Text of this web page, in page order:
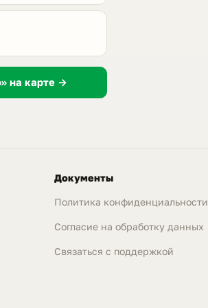
на карте →
Документы
Политика конфиденциальности
Согласие на обработку данных
Связаться с поддержкой